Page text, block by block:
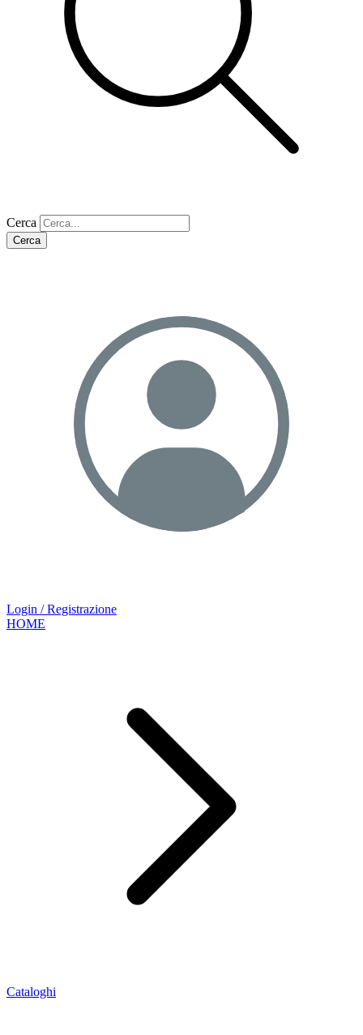
Cerca
Cerca
Login / Registrazione
HOME
Cataloghi